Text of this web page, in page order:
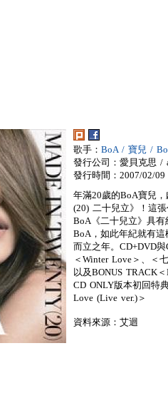
歌手： BoA / 寶兒 /
發行公司：愛貝克思 /
發行時間：2007/02/09
年滿20歲的BoA寶兒
(20) 二十兒立》！這
BoA《二十兒立》具
BoA，如此年紀就有
而立之年。CD+DVD
＜Winter Love＞、＜
以及BONUS TRACK
CD ONLY版本初回特
Love (Live ver.)＞
資料來源：艾迴